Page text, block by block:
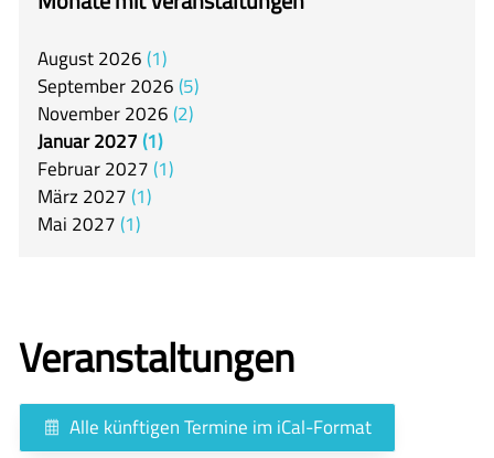
Arbeitsgemeinschaften
Mensa
Unsere Schulgemeinschaft
Kontakt
August2026 1
September2026 5
November2026 2
Januar2027 1
Februar2027 1
März 2027 1
Mai 2027 1
Veranstaltungen
Alle künftigen Termine im iCal-Format